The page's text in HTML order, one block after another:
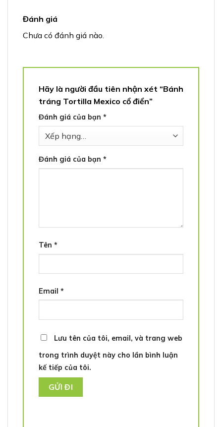
Đánh giá
Chưa có đánh giá nào.
Hãy là người đầu tiên nhận xét “Bánh
tráng Tortilla Mexico cổ điển”
Đánh giá của bạn *
Đánh giá của bạn *
Tên *
Email *
Lưu tên của tôi, email, và trang web
trong trình duyệt này cho lần bình luận
kế tiếp của tôi.